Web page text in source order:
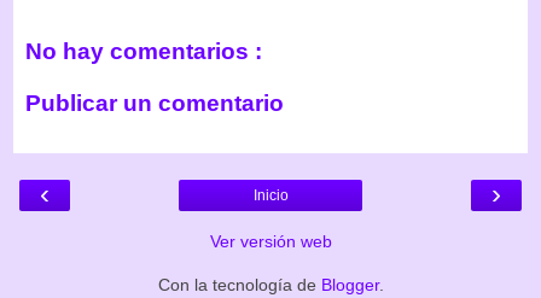
No hay comentarios :
Publicar un comentario
‹ ›
Inicio
Ver versión web
Con la tecnología de Blogger.